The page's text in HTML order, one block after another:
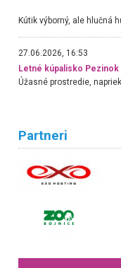
27.06.2026, 16:53
Letné kúpalisko Pezinok
Partneri